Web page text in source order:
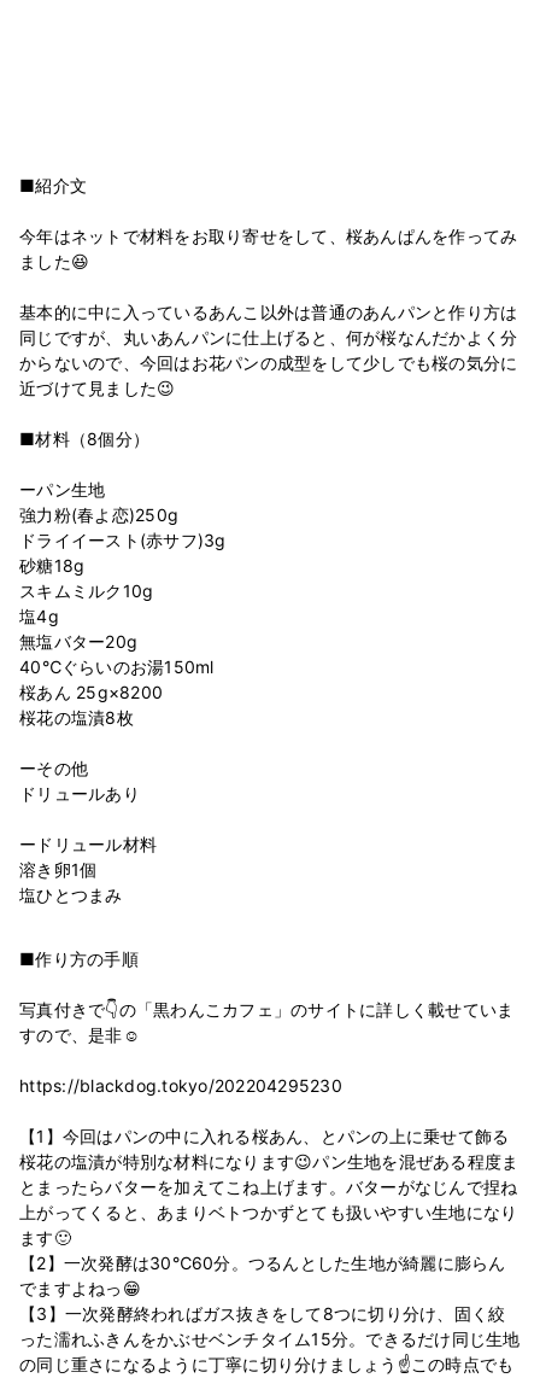
■紹介文
今年はネットで材料をお取り寄せをして、桜あんぱんを作ってみ
ました😆
基本的に中に入っているあんこ以外は普通のあんパンと作り方は
同じですが、丸いあんパンに仕上げると、何が桜なんだかよく分
からないので、今回はお花パンの成型をして少しでも桜の気分に
近づけて見ました😉
■材料（8個分）
ーパン生地
強力粉(春よ恋)250g
ドライイースト(赤サフ)3g
砂糖18g
スキムミルク10g
塩4g
無塩バター20g
40℃ぐらいのお湯150ml
桜あん 25g×8200
桜花の塩漬8枚
ーその他
ドリュールあり
ードリュール材料
溶き卵1個
■作り方の手順
写真付きで👇の「黒わんこカフェ」のサイトに詳しく載せていま
すので、是非☺️
https://blackdog.tokyo/202204295230
【1】今回はパンの中に入れる桜あん、とパンの上に乗せて飾る
桜花の塩漬が特別な材料になります😉パン生地を混ぜある程度ま
とまったらバターを加えてこね上げます。バターがなじんで捏ね
上がってくると、あまりベトつかずとても扱いやすい生地になり
ます🙂
【2】一次発酵は30℃60分。つるんとした生地が綺麗に膨らん
でますよねっ😁
【3】一次発酵終わればガス抜きをして8つに切り分け、固く絞
った濡れふきんをかぶせベンチタイム15分。できるだけ同じ生地
の同じ重さになるように丁寧に切り分けましょう☝この時点でも